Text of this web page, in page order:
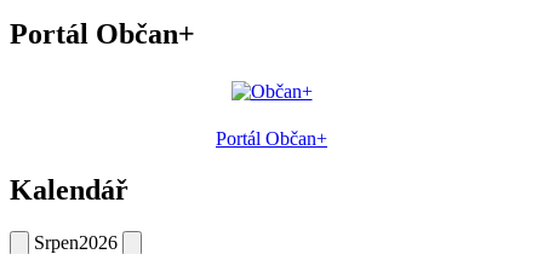
Portál Občan+
Portál Občan+
Kalendář
Srpen2026